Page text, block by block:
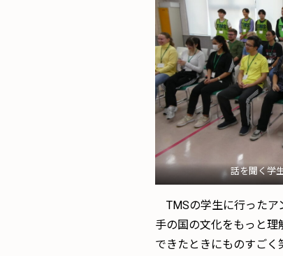
話を聞く学
TMSの学生に行ったア
手の国の文化をもっと
できたときにものすごく